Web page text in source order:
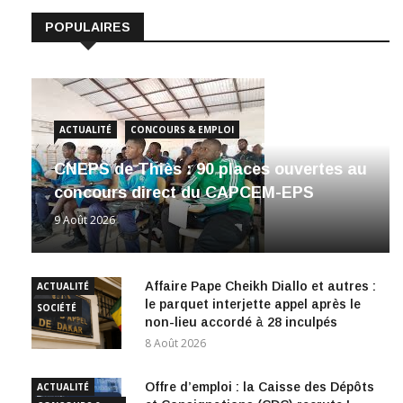
POPULAIRES
ACTUALITÉ CONCOURS & EMPLOI
CNEPS de Thiès : 90 places ouvertes au
concours direct du CAPCEM-EPS
9 Août 2026
ACTUALITÉ
SOCIÉTÉ
Affaire Pape Cheikh Diallo et autres :
le parquet interjette appel après le
non-lieu accordé à 28 inculpés
8 Août 2026
ACTUALITÉ
Offre d’emploi : la Caisse des Dépôts